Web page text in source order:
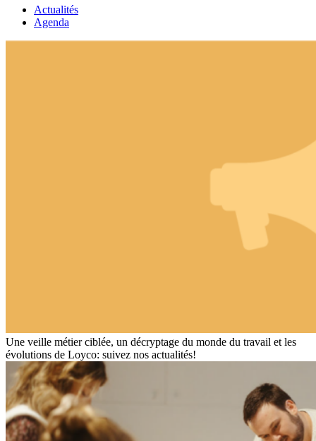
Actualités
Agenda
Une veille métier ciblée, un décryptage du monde du travail et les
évolutions de Loyco: suivez nos actualités!